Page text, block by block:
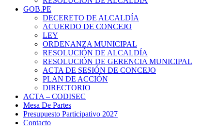
GOB.PE
DECERETO DE ALCALDÍA
ACUERDO DE CONCEJO
LEY
ORDENANZA MUNICIPAL
RESOLUCIÓN DE ALCALDÍA
RESOLUCIÓN DE GERENCIA MUNICIPAL
ACTA DE SESIÓN DE CONCEJO
PLAN DE ACCIÓN
DIRECTORIO
ACTA – CODISEC
Mesa De Partes
Presupuesto Participativo 2027
Contacto